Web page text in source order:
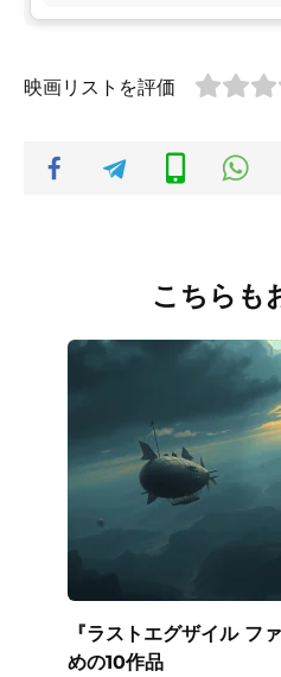
映画リストを評価
こちらも
『ラストエグザイル フ
めの10作品